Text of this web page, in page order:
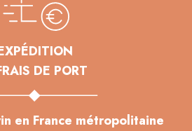
DE PORT
en France métropolitaine